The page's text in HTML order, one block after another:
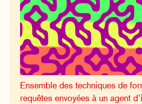
Ensemble des techniques de
requêtes envoyées à un agent